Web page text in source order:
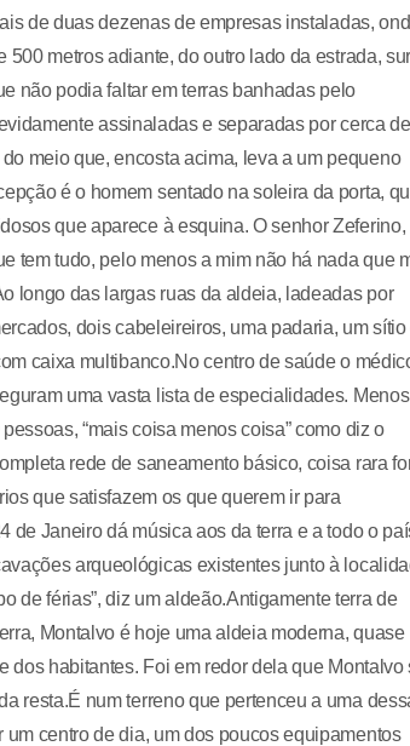
de duas dezenas de empresas instaladas,
metros adiante, do outro lado da estrada,
não podia faltar em terras banhadas pelo
assinaladas e separadas por cerca de
meio que, encosta acima, leva a um pequeno
é o homem sentado na soleira da porta,
que aparece à esquina. O senhor Zeferino,
tem tudo, pelo menos a mim não há nada que
longo das largas ruas da aldeia, ladeadas por
dois cabeleireiros, uma padaria, um sítio
caixa multibanco.No centro de saúde o
uma vasta lista de especialidades.
“mais coisa menos coisa” como diz o
rede de saneamento básico, coisa rara
que satisfazem os que querem ir para
de Janeiro dá música aos da terra e a todo o
arqueológicas existentes junto à
de férias”, diz um aldeão.Antigamente terra de
Montalvo é hoje uma aldeia moderna, quase
dos habitantes. Foi em redor dela que Montalvo
resta.É num terreno que pertenceu a uma
centro de dia, um dos poucos equipamentos